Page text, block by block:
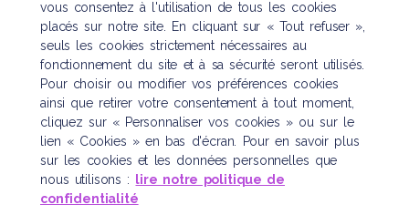
Nous contacter
121 boulevard Raspail
CS 10622 – 75006 Paris
Tél. : 01 45 48 43 46
vous consentez à l'utilisation de tous les cookies
placés sur notre site. En cliquant sur « Tout refuser »,
seuls les cookies strictement nécessaires au
fonctionnement du site et à sa sécurité seront utilisés.
Pour choisir ou modifier vos préférences cookies
ainsi que retirer votre consentement à tout moment,
cliquez sur « Personnaliser vos cookies » ou sur le
lien « Cookies » en bas d'écran. Pour en savoir plus
sur les cookies et les données personnelles que
nous utilisons :
lire notre politique de
confidentialité